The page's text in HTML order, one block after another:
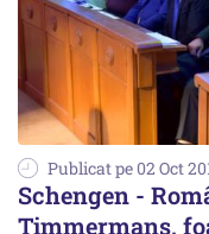
Publicat pe 02 Oct
Schengen -
Timmermans,